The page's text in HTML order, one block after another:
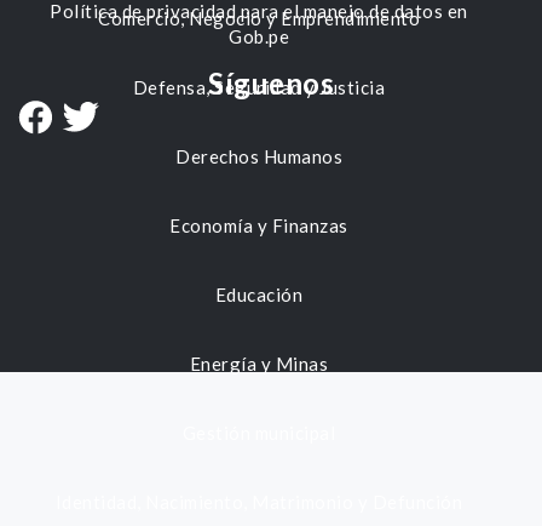
Comercio, Negocio y Emprendimiento
Defensa, Seguridad y Justicia
Derechos Humanos
Economía y Finanzas
Educación
Energía y Minas
Política de privacidad para el manejo de datos en
Gob.pe
Síguenos